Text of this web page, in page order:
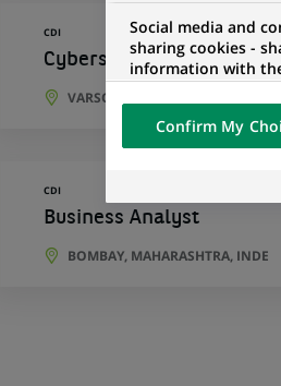
CDI
Cybersecurity Incident
VARSOVIE, VOÏVODIE DE
CDI
Business Analyst
BOMBAY, MAHARASHTRA, INDE
Social media and
sharing cookies -
information with
networks and
visualization on
of the content
external website.
Confirm My